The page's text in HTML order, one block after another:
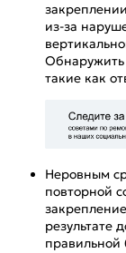
из-за
Обнаружить
такие как
Неровным
повторной
результате
правильной